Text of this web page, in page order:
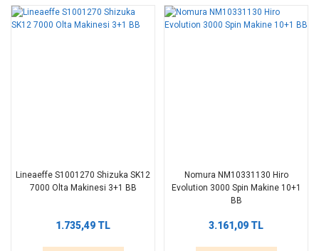
Lineaeffe S1001270 Shizuka SK12
7000 Olta Makinesi 3+1 BB
1.735,49 TL
Nomura NM10331130 Hiro
Evolution 3000 Spin Makine 10+1
BB
3.161,09 TL